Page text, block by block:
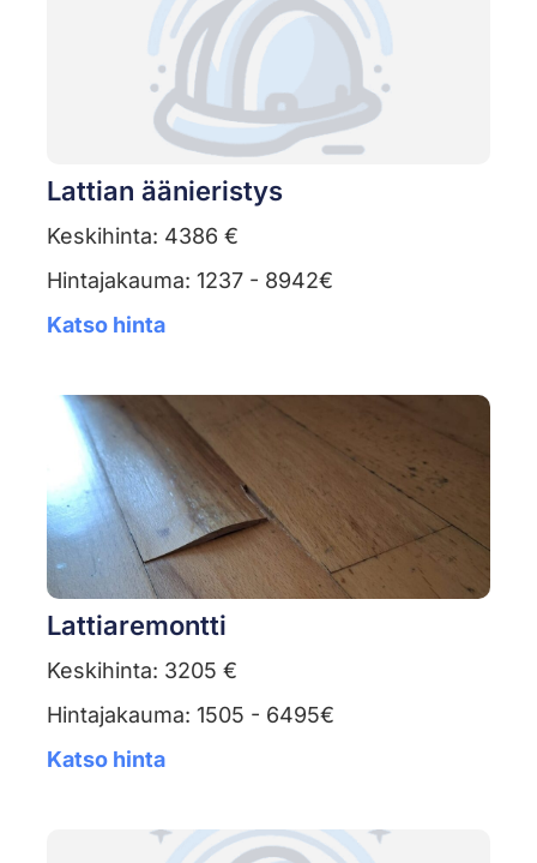
Lattian äänieristys
Keskihinta: 4386 €
Hintajakauma: 1237 - 8942€
Katso hinta
Lattiaremontti
Keskihinta: 3205 €
Hintajakauma: 1505 - 6495€
Katso hinta